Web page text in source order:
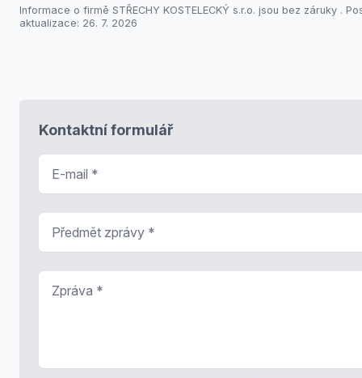
Informace o firmě STŘECHY KOSTELECKÝ s.r.o. jsou bez záruky .
aktualizace: 26. 7. 2026
Kontaktní formulář